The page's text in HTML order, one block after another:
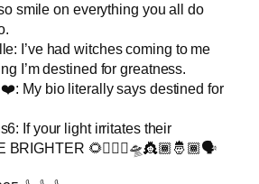
smile on everything you all do
I’ve had witches coming to me
I’m destined for greatness.
My bio literally says destined for
If your light irritates their
🌻🧚🏿‍♀️🛸👸🏾🤴🏾🗣️